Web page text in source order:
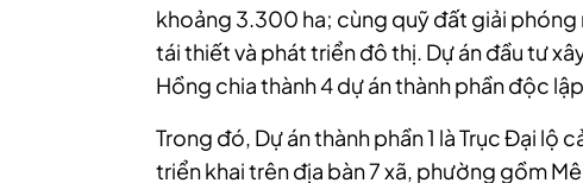
khoảng 3.300 ha; cùng quỹ đất giải
tái thiết và phát triển đô thị. Dự án đầu tư
Hồng chia thành 4 dự án thành phần độc
Trong đó, Dự án thành phần 1 là Trục Đại lộ
triển khai trên địa bàn 7 xã, phường gồm